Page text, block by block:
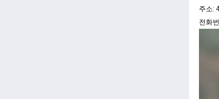
주소:
전화